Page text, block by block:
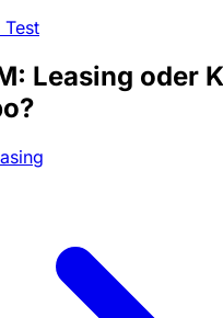
Test
Leasing oder